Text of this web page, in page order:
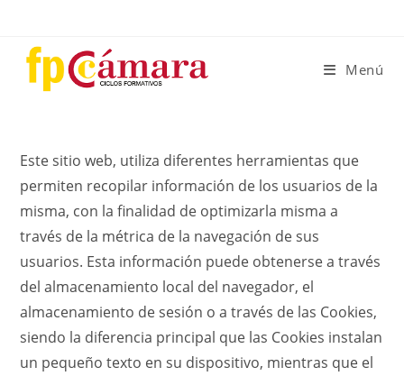
contenido
Menú
Este sitio web, utiliza diferentes herramientas que
permiten recopilar información de los usuarios de la
misma, con la finalidad de optimizarla misma a
través de la métrica de la navegación de sus
usuarios. Esta información puede obtenerse a través
del almacenamiento local del navegador, el
almacenamiento de sesión o a través de las Cookies,
siendo la diferencia principal que las Cookies instalan
un pequeño texto en su dispositivo, mientras que el